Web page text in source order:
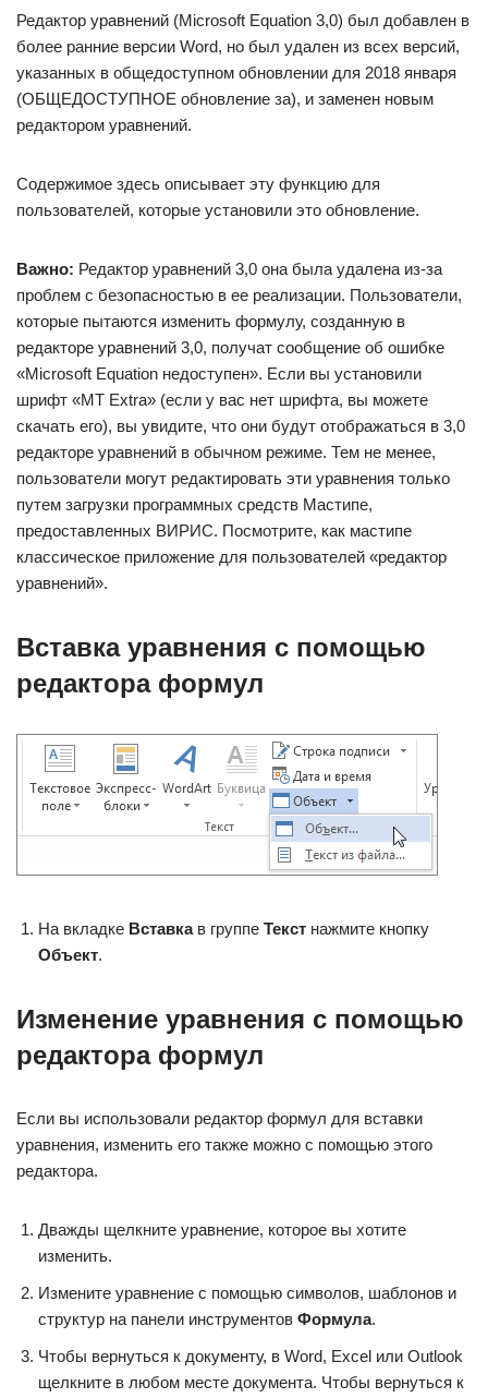
Редактор уравнений (Microsoft Equation 3,0) был добавлен в
более ранние версии Word, но был удален из всех версий,
указанных в общедоступном обновлении для 2018 января
(ОБЩЕДОСТУПНОЕ обновление за), и заменен новым
редактором уравнений.
Содержимое здесь описывает эту функцию для
пользователей, которые установили это обновление.
Важно: Редактор уравнений 3,0 она была удалена из-за
проблем с безопасностью в ее реализации. Пользователи,
которые пытаются изменить формулу, созданную в
редакторе уравнений 3,0, получат сообщение об ошибке
«Microsoft Equation недоступен». Если вы установили
шрифт «MT Extra» (если у вас нет шрифта, вы можете
скачать его), вы увидите, что они будут отображаться в 3,0
редакторе уравнений в обычном режиме. Тем не менее,
пользователи могут редактировать эти уравнения только
путем загрузки программных средств Мастипе,
предоставленных ВИРИС. Посмотрите, как мастипе
классическое приложение для пользователей «редактор
уравнений».
Вставка уравнения с помощью
редактора формул
На вкладке Вставкав группе Текст нажмите кнопку
Объект.
Изменение уравнения с помощью
редактора формул
Если вы использовали редактор формул для вставки
уравнения, изменить его также можно с помощью этого
редактора.
Дважды щелкните уравнение, которое вы хотите
изменить.
Измените уравнение с помощью символов, шаблонов и
структур на панели инструментов Формула.
Чтобы вернуться к документу, в Word, Excel или Outlook
щелкните в любом месте документа. Чтобы вернуться к